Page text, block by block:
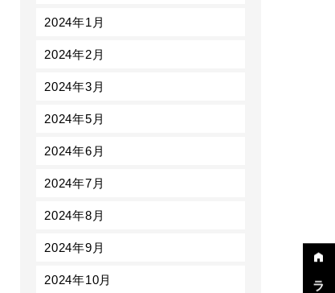
2024年1月
2024年2月
2024年3月
2024年5月
2024年6月
2024年7月
2024年8月
2024年9月
2024年10月